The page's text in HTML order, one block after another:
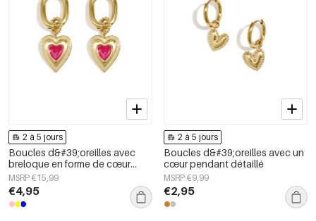
2 à 5 jours
Boucles d&#39;oreilles avec
breloque en forme de cœur
coloré
MSRP €15,99
€4,95
2 à 5 jours
Boucles d&#39;oreilles avec un
cœur pendant détaillé
MSRP €9,99
€2,95